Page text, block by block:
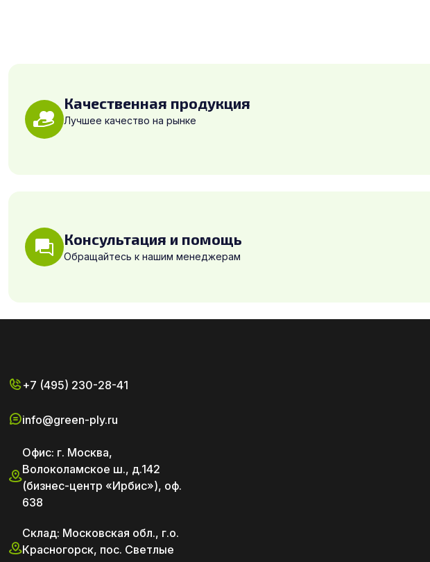
Качественная продукция
Лучшее качество на рынке
Консультация и помощь
Обращайтесь к нашим менеджерам
+7 (495) 230-28-41
info@green-ply.ru
Офис: г. Москва,
Волоколамское ш., д.142
(бизнес-центр «Ирбис»), оф.
638
Склад: Московская обл., г.о.
Красногорск, пос. Светлые